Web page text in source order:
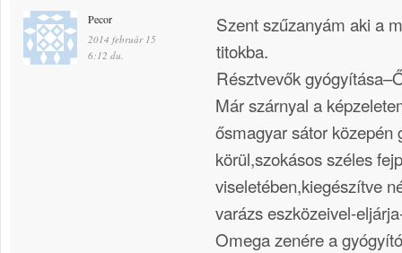
Pecor
2014 február 15
6:12 du.
Szent szűzanyám aki a
titokba.
Résztvevők
Már szárnyal a
ősmagyar sátor közepén
körül,szokásos széles
viseletében,kiegészítve
varázs eszközeivel-
Omega zenére a